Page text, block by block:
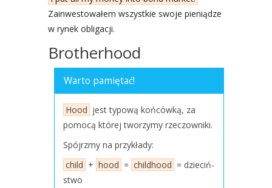
Zain­we­sto­wa­łem wszyst­kie swo­je pie­nią­dze
w rynek obli­ga­cji.
Brotherhood
War­to pamię­tać!
Hood jest typo­wą koń­ców­ką, za
pomo­cą któ­rej two­rzy­my rze­czow­ni­ki.
Spójrz­my na przy­kła­dy:
child + hood = chil­dho­od = dzie­ciń­
stwo